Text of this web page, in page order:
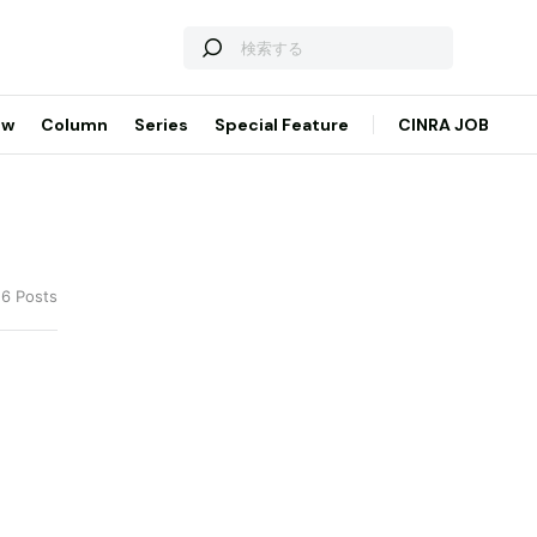
Column Series Special Feature CINRA JOB
Posts